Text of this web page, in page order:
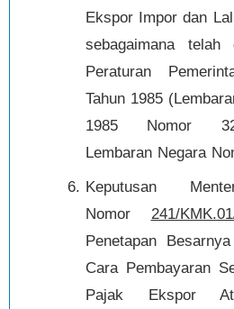
Ekspor Impor dan
sebagaimana telah
Peraturan
Tahun 1985
1985 Nomor
Lembaran Negara
Keputusan
Nomor 241/
Penetapan
Cara Pembayaran
Pajak Ekspor